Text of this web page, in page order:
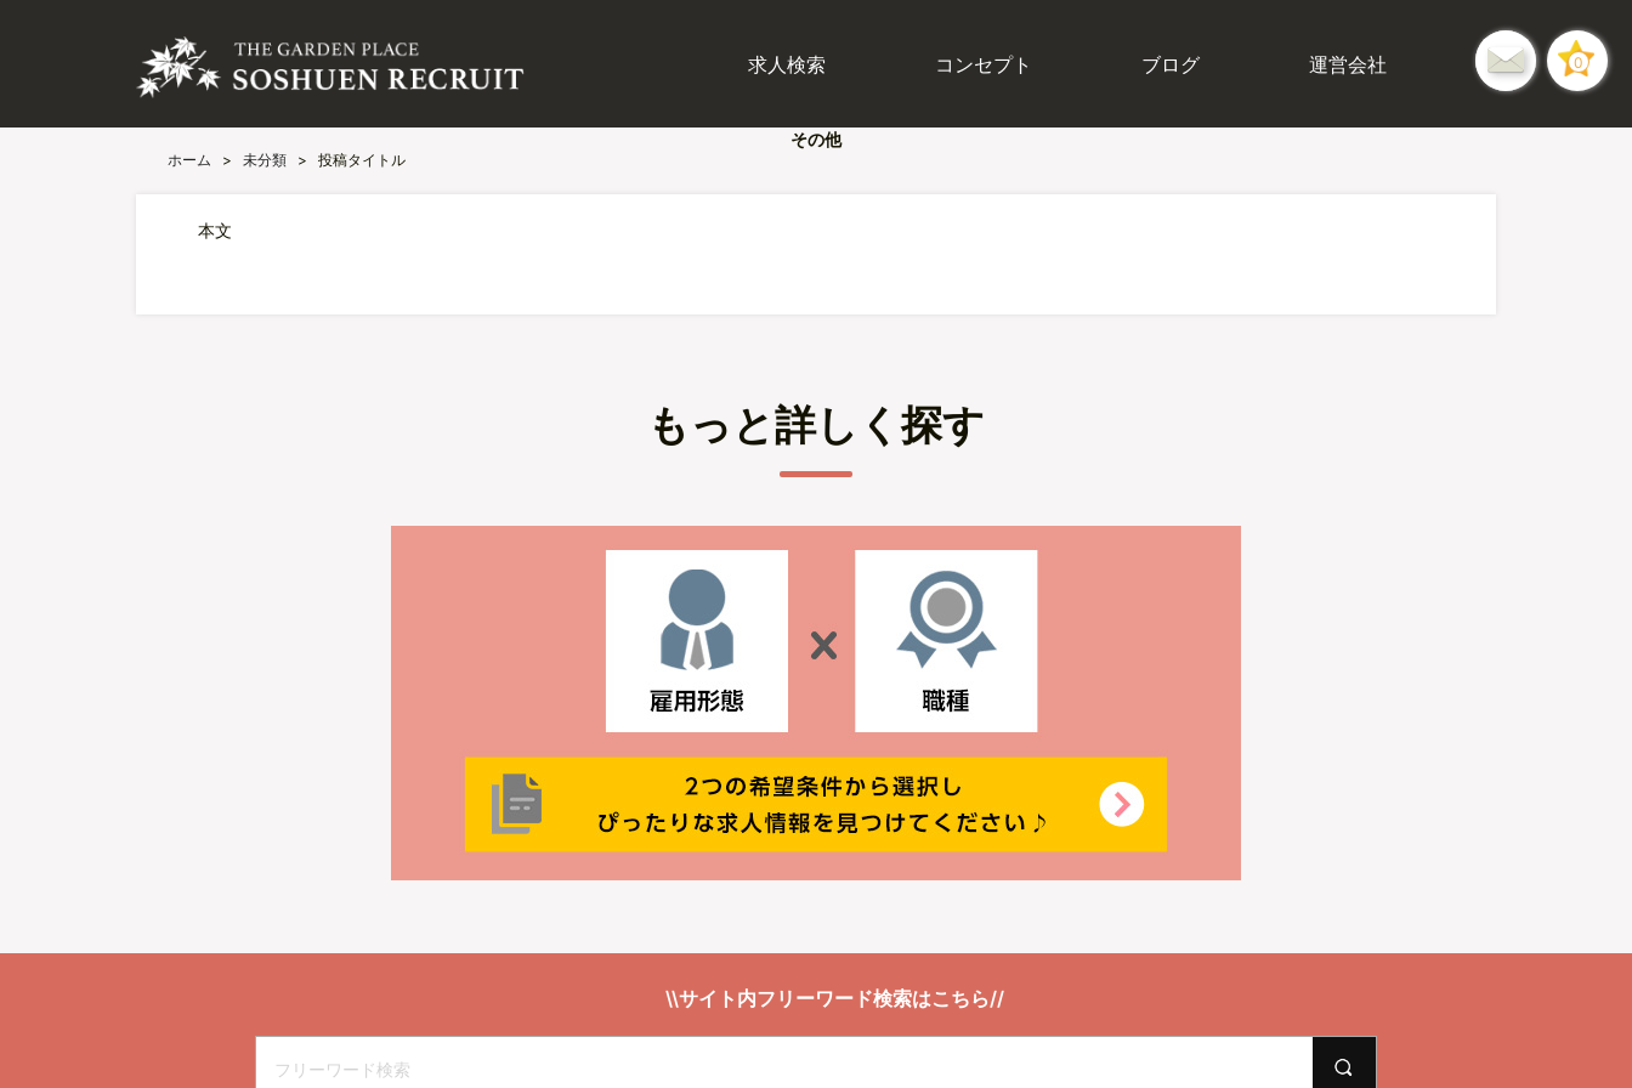
求人検索 コンセプト ブログ 運営会社 0
その他
ホーム > 未分類 > 投稿タイトル
本文
もっと詳しく探す
\\サイト内フリーワード検索はこちら//